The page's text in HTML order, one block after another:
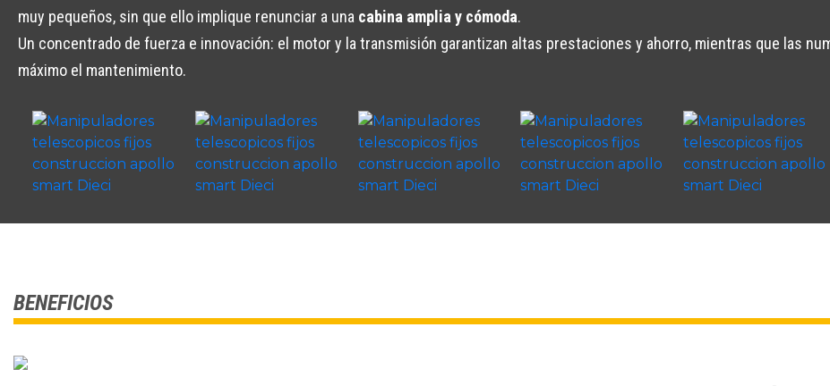
muy pequeños, sin que ello implique renunciar a una cabina amplia y cómoda.
Un concentrado de fuerza e innovación: el motor y la transmisión garantizan altas prestaciones y ahorro, mientras que las
máximo el mantenimiento.
BENEFICIOS